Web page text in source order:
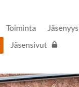
Toiminta Jäsenyys
Jäsensivut